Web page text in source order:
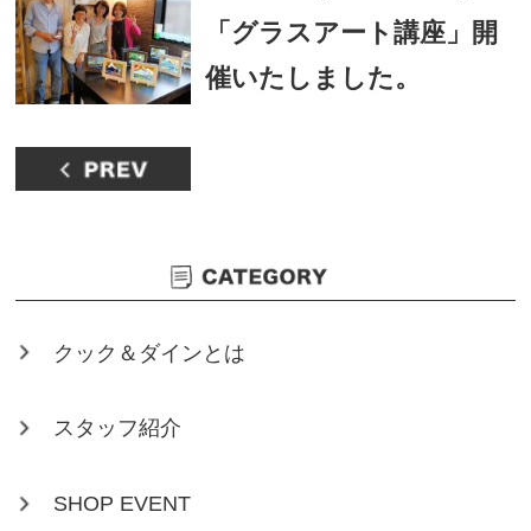
「グラスアート講座」開
催いたしました。
クック＆ダインとは
スタッフ紹介
SHOP EVENT